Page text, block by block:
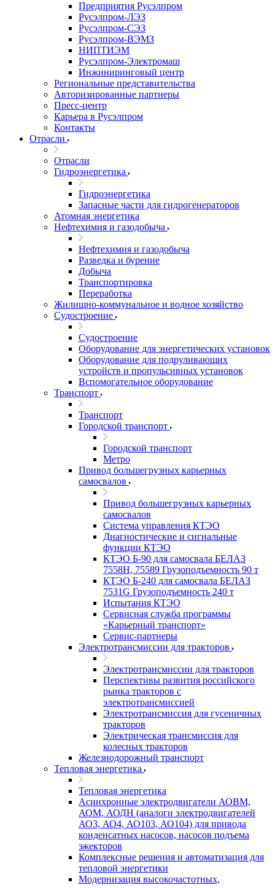
Предприятия Русэлпром
Русэлпром-ЛЭЗ
Русэлпром-СЭЗ
Русэлпром-ВЭМЗ
НИПТИЭМ
Русэлпром-Электромаш
Инжиниринговый центр
Региональные представительства
Авторизированные партнеры
Пресс-центр
Карьера в Русэлпром
Контакты
Отрасли
Отрасли
Гидроэнергетика
Гидроэнергетика
Запасные части для гидрогенераторов
Атомная энергетика
Нефтехимия и газодобыча
Нефтехимия и газодобыча
Разведка и бурение
Добыча
Транспортировка
Переработка
Жилищно-коммунальное и водное хозяйство
Судостроение
Судостроение
Оборудование для энергетических установок
Оборудование для подруливающих
устройств и пропульсивных установок
Вспомогательное оборудование
Транспорт
Транспорт
Городской транспорт
Городской транспорт
Метро
Привод большегрузных карьерных
самосвалов
Привод большегрузных карьерных
самосвалов
Система управления КТЭО
Диагностические и сигнальные
функции КТЭО
КТЭО Б-90 для самосвала БЕЛАЗ
7558H, 75589 Грузоподъемность 90 т
КТЭО Б-240 для самосвала БЕЛАЗ
7531G Грузоподъемность 240 т
Испытания КТЭО
Сервисная служба программы
«Карьерный транспорт»
Сервис-партнеры
Электротрансмиссии для тракторов
Электротрансмиссии для тракторов
Перспективы развития российского
рынка тракторов с
электротрансмиссией
Электротрансмиссия для гусеничных
тракторов
Электрическая трансмиссия для
колесных тракторов
Железнодорожный транспорт
Тепловая энергетика
Тепловая энергетика
Асинхронные электродвигатели АОВМ,
АОМ, АОДН (аналоги электродвигателей
АО3, АО4, АО103, АО104) для привода
конденсатных насосов, насосов подъема
эжекторов
Комплексные решения и автоматизация для
тепловой энергетики
Модернизация высокочастотных,